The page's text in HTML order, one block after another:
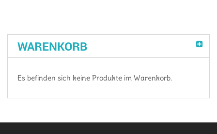
WARENKORB
Es befinden sich keine Produkte im Warenkorb.